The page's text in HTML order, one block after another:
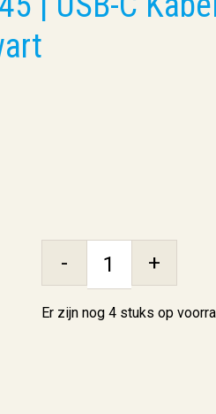
- +
Er zijn nog 4 stuks op